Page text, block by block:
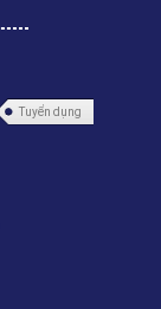
Tuyển dụng